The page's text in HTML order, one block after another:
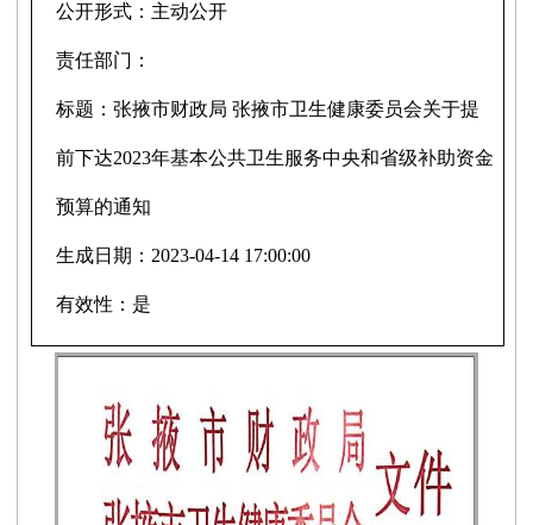
公开形式： 主动公开
责任部门：
标题：张掖市财政局 张掖市卫生健康委员会关于提
前下达2023年基本公共卫生服务中央和省级补助资金
预算的通知
生成日期： 2023-04-14 17:00:00
有效性： 是